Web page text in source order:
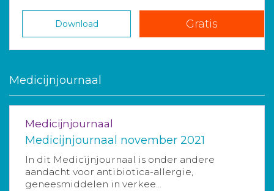
Download Gratis
Medicijnjournaal
Medicijnjournaal
Medicijnjournaal november 2021
In dit Medicijnjournaal is onder andere
aandacht voor antibiotica-allergie,
geneesmiddelen in verkee...